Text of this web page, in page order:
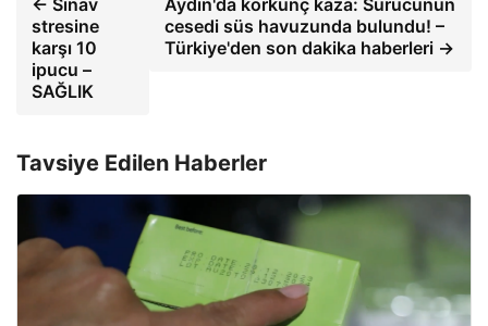
← Sınav
stresine
karşı 10
ipucu –
SAĞLIK
Aydın'da korkunç kaza: Sürücünün
cesedi süs havuzunda bulundu! –
Türkiye'den son dakika haberleri →
Tavsiye Edilen Haberler